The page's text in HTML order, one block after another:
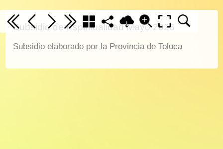
Subsidio de Espiritualidad Mayo 2026
Subsidio elaborado por la Provincia de Toluca